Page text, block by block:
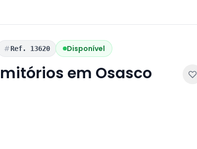
Ref. 13620 Disponível
em Osasco